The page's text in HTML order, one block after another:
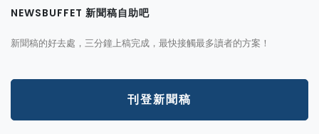
NEWSBUFFET 新聞稿自助吧
新聞稿的好去處，三分鐘上稿完成，最快接觸最多讀者的方案！
刊登新聞稿